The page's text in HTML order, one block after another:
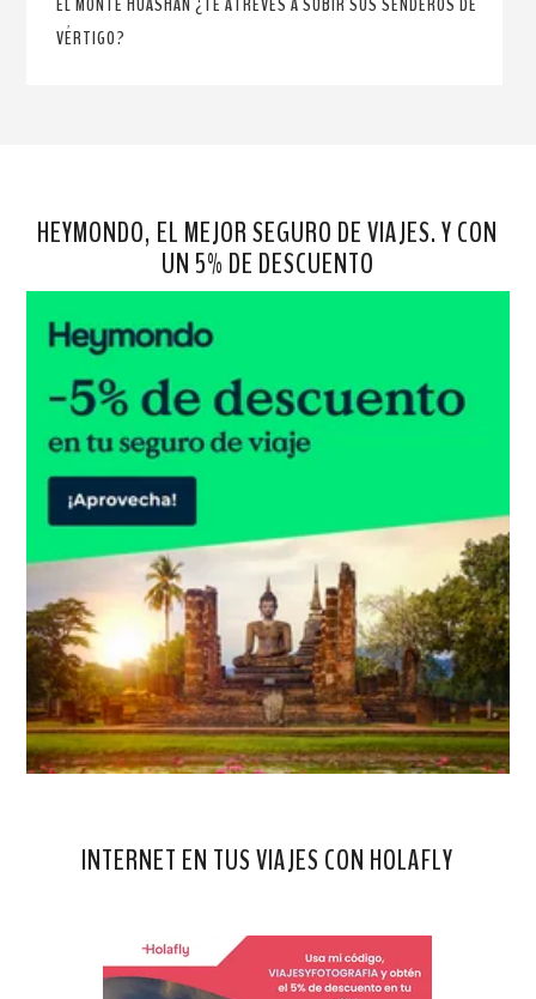
VÉRTIGO?
HEYMONDO, EL MEJOR SEGURO DE VIAJES. Y CON
UN 5% DE DESCUENTO
INTERNET EN TUS VIAJES CON HOLAFLY